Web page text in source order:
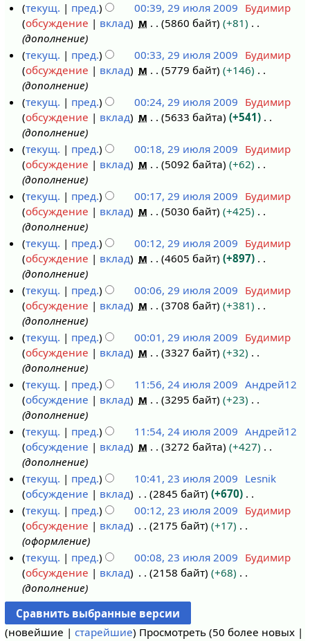
текущ.
пред. 00:39, 29 июля 2009 Будимир
обсуждение
вклад м 5860 байт
+81
дополнение
текущ.
пред. 00:33, 29 июля 2009 Будимир
обсуждение
вклад м 5779 байт
+146
дополнение
текущ.
пред. 00:24, 29 июля 2009 Будимир
обсуждение
вклад м 5633 байта
+541
дополнение
текущ.
пред. 00:18, 29 июля 2009 Будимир
обсуждение
вклад м 5092 байта
+62
дополнение
текущ.
пред. 00:17, 29 июля 2009 Будимир
обсуждение
вклад м 5030 байт
+425
дополнение
текущ.
пред. 00:12, 29 июля 2009 Будимир
обсуждение
вклад м 4605 байт
+897
дополнение
текущ.
пред. 00:06, 29 июля 2009 Будимир
обсуждение
вклад м 3708 байт
+381
дополнение
текущ.
пред. 00:01, 29 июля 2009 Будимир
обсуждение
вклад м 3327 байт
+32
дополнение
и
я
0
текущ. пред. 11:56, 24 июля 2009 Андрей12
обсуждение
вклад м 3295 байт
+23
дополнение
текущ.
пред. 11:54, 24 июля 2009 Андрей12
обсуждение
вклад м 3272 байта
+427
дополнение
3
л
0
0
текущ. пред. 10:41, 23 июля 2009 Lesnik
обсуждение
вклад 2845 байт
+670
Н
е
т
о
п
и
с
а
н
текущ. пред. 00:12, 23 июля 2009 Будимир
обсуждение
вклад 2175 байт
+17
оформление
текущ.
пред. 00:08, 23 июля 2009 Будимир
обсуждение
вклад 2158 байт
+68
дополнение
(новейшие | старейшие) Просмотреть (50 более новых|